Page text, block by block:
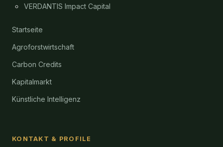
VERDANTIS Impact Capital
Startseite
Agroforstwirtschaft
Carbon Credits
Kapitalmarkt
Künstliche Intelligenz
KONTAKT & PROFILE